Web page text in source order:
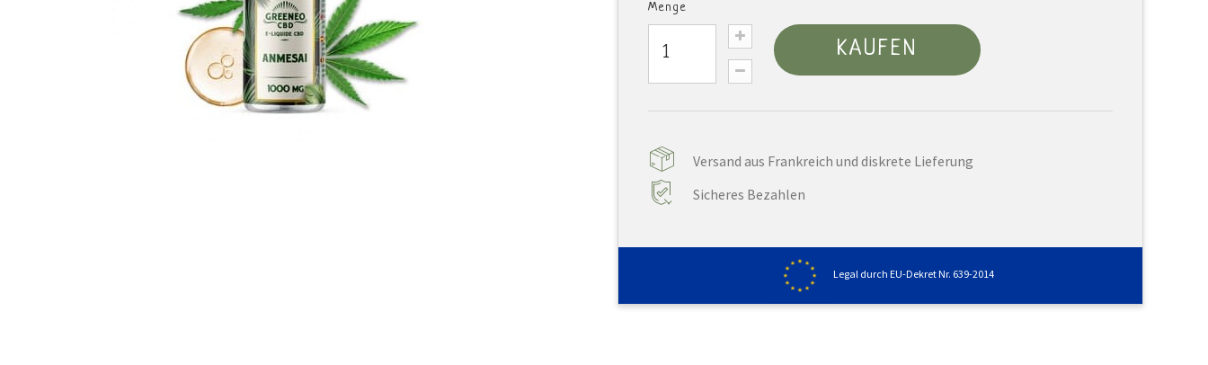
Menge
KAUFEN
Versand aus Frankreich und diskrete Lieferung
Sicheres Bezahlen
Legal durch EU-Dekret Nr. 639-2014